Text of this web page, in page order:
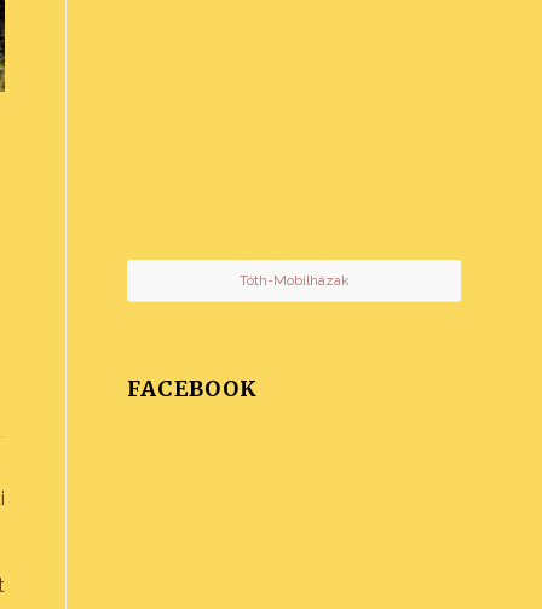
Tóth-Mobilházak
FACEBOOK